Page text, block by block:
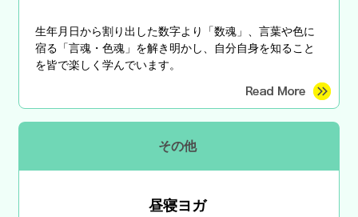
生年月日から割り出した数字より「数魂」、言葉や色に
宿る「言魂・色魂」を解き明かし、自分自身を知ること
を皆で楽しく学んでいます。
その他
昼寝ヨガ